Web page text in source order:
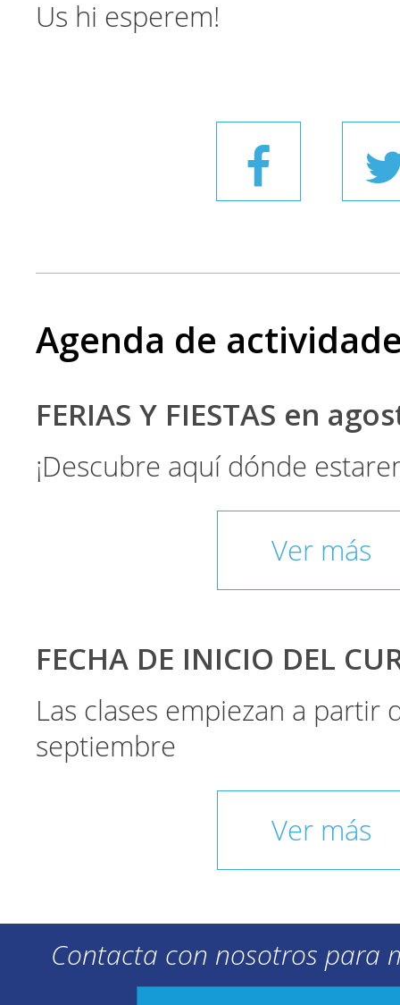
Us hi esperem!
Agenda de
FERIAS Y FIESTAS en
¡Descubre aquí dónde
Ver más
FECHA DE INICIO DEL
Las clases empiezan a partir
septiembre
Ver más
Contacta con nosotros para